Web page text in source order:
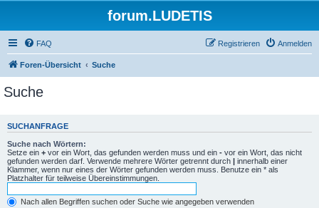
forum.LUDETIS
FAQ Anmelden
Registrieren
Foren-Übersicht Suche
Suche
SUCHANFRAGE
Suche nach Wörtern:
Setze ein + vor ein Wort, das gefunden werden muss und ein - vor ein Wort, das nicht
gefunden werden darf. Verwende mehrere Wörter getrennt durch | innerhalb einer
Klammer, wenn nur eines der Wörter gefunden werden muss. Benutze ein * als
Platzhalter für teilweise Übereinstimmungen.
Nach allen Begriffen suchen oder Suche wie angegeben verwenden